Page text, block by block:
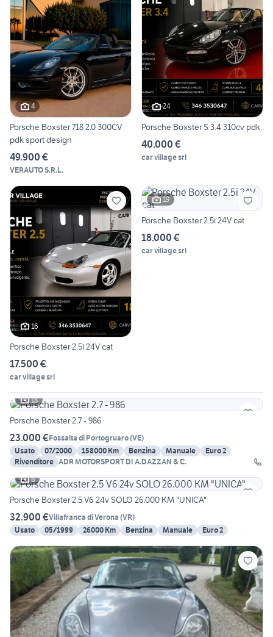
4
Porsche Boxster 718 2.0 300CV
pdk sport design
49.900 €
VERAUTO S.R.L.
24
Porsche Boxster S 3.4 310cv pdk
40.000 €
car village srl
16
Porsche Boxster 2.5i 24V cat
17.500 €
car village srl
19
Porsche Boxster 2.5i 24V cat
18.000 €
car village srl
18
Porsche Boxster 2.7 - 986
23.000 €Fossalta di Portogruaro(VE)
Usato
07/2000 158000 Km Benzina Manuale
Euro 2
Rivenditore ADR MOTORSPORT DI A.DAZZAN & C.
6
Porsche Boxster 2.5 V6 24v SOLO 26.000 KM "UNICA"
32.900 €Villafranca di Verona (VR)
Usato
05/1999 26000 Km Benzina Manuale Euro 2